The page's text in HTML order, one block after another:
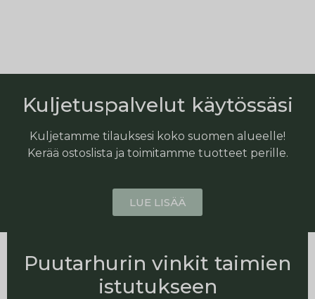
Kuljetuspalvelut käytössäsi
Kuljetamme tilauksesi koko suomen alueelle!
Kerää ostoslista ja toimitamme tuotteet perille.
LUE LISÄÄ
Puutarhurin vinkit taimien
istutukseen